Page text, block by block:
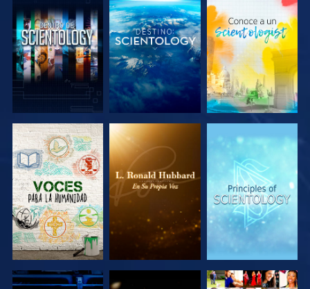
EXPLORA LAS
SERIES
EXPLORA LAS
SERIES
EXPLORA LAS
SERIES